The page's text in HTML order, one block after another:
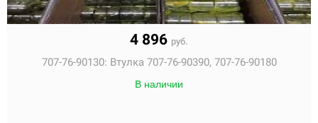
4 896 руб.
707-76-90130: Втулка 707-76-90390, 707-76-90180
В наличии